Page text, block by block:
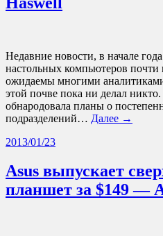
Недавние новости, в начале
настольных компьютеров
ожидаемы многими
этой почве пока ни делал
обнародовала планы о
подразделений… Далее →
2013/01/23
Asus выпускает
планшет за $149 —